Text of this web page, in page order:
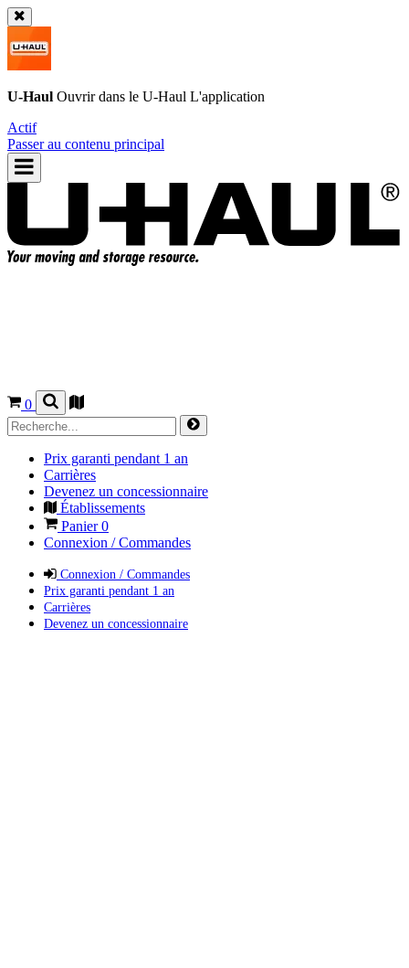
U-Haul Ouvrir dans le U-Haul L'application
Actif
Passer au contenu principal
0
Prix garanti pendant 1 an
Carrières
Devenez un concessionnaire
Établissements
Panier0
Connexion / Commandes
Connexion / Commandes
Prix garanti pendant 1 an
Carrières
Devenez un concessionnaire